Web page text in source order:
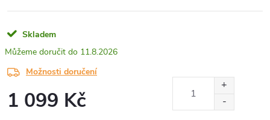
Skladem
11.8.2026
Možnosti doručení
1 099 Kč